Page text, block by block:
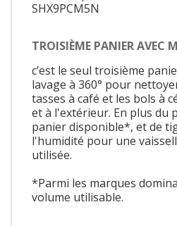
SHX9PCM5N
TROISIÈME PANIER AVEC
c’est le seul troisième
lavage à 360° pour
tasses à café et les bols à
et à l'extérieur. En plus du
panier disponible*, et de
l'humidité pour une
utilisée.
*Parmi les marques
volume utilisable.